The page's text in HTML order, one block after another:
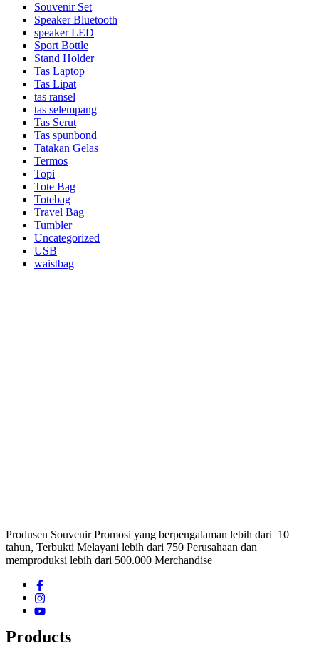
Souvenir Set
Speaker Bluetooth
speaker LED
Sport Bottle
Stand Holder
Tas Laptop
Tas Lipat
tas ransel
tas selempang
Tas Serut
Tas spunbond
Tatakan Gelas
Termos
Topi
Tote Bag
Totebag
Travel Bag
Tumbler
Uncategorized
USB
waistbag
Produsen Souvenir Promosi yang berpengalaman lebih dari 10
tahun, Terbukti Melayani lebih dari 750 Perusahaan dan
memproduksi lebih dari 500.000 Merchandise
Products